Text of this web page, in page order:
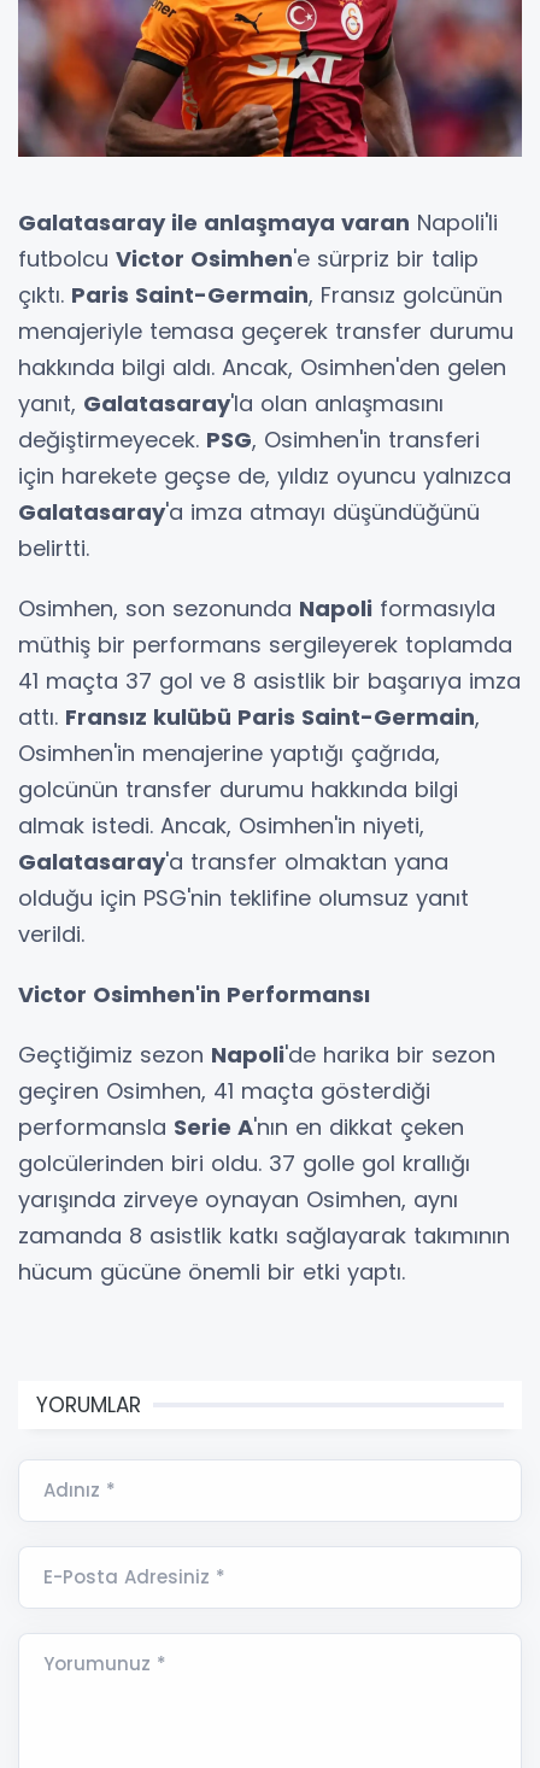
Galatasaray ile anlaşmaya varan Napoli'li
futbolcu Victor Osimhen'e sürpriz bir talip
çıktı. Paris Saint-Germain, Fransız golcünün
menajeriyle temasa geçerek transfer durumu
hakkında bilgi aldı. Ancak, Osimhen'den gelen
yanıt, Galatasaray'la olan anlaşmasını
değiştirmeyecek. PSG, Osimhen'in transferi
için harekete geçse de, yıldız oyuncu yalnızca
Galatasaray'a imza atmayı düşündüğünü
belirtti.
Osimhen, son sezonunda Napoli formasıyla
müthiş bir performans sergileyerek toplamda
41 maçta 37 gol ve 8 asistlik bir başarıya imza
attı. Fransız kulübü Paris Saint-Germain,
Osimhen'in menajerine yaptığı çağrıda,
golcünün transfer durumu hakkında bilgi
almak istedi. Ancak, Osimhen'in niyeti,
Galatasaray'a transfer olmaktan yana
olduğu için PSG'nin teklifine olumsuz yanıt
verildi.
Victor Osimhen'in Performansı
Geçtiğimiz sezon Napoli'de harika bir sezon
geçiren Osimhen, 41 maçta gösterdiği
performansla Serie A'nın en dikkat çeken
golcülerinden biri oldu. 37 golle gol krallığı
yarışında zirveye oynayan Osimhen, aynı
zamanda 8 asistlik katkı sağlayarak takımının
hücum gücüne önemli bir etki yaptı.
YORUMLAR
Adınız *
E-Posta Adresiniz *
Yorumunuz *